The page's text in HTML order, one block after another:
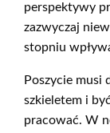
perspektywy
zazwyczaj
stopniu
Poszycie musi
szkieletem i
pracować. W